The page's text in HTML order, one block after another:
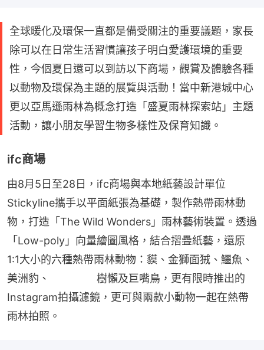
全球暖化及環保一直都是備受關注的重要議題，家長
除可以在日常生活習慣讓孩子明白愛護環境的重要
性，今個夏日還可以到訪以下商場，觀賞及體驗各種
以動物及環保為主題的展覽與活動！當中新港城中心
更以亞馬遜雨林為概念打造「盛夏雨林探索站」主題
活動，讓小朋友學習生物多樣性及保育知識。
ifc商場
由8月5日至28日，ifc商場與本地紙藝設計單位
Stickyline攜手以平面紙張為基礎，製作熱帶雨林動
物，打造「The Wild Wonders」雨林藝術裝置。透過
「Low-poly」向量繪圖風格，結合摺疊紙藝，還原
1:1大小的六種熱帶雨林動物：貘、金獅面狨、鱷魚、
美洲豹、                樹懶及巨嘴鳥，更有限時推出的
Instagram拍攝濾鏡，更可與兩款小動物一起在熱帶
雨林拍照。